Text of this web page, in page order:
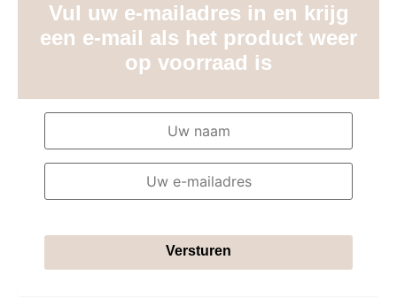
Vul uw e-mailadres in en krijg
een e-mail als het product weer
op voorraad is
Versturen